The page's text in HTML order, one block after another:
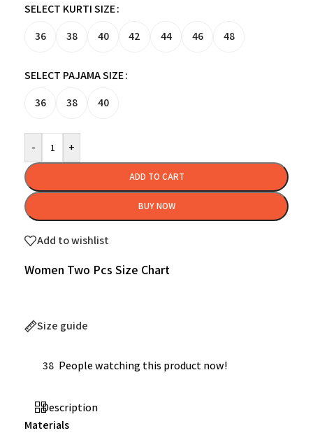
SELECT KURTI SIZE
36
38 40 42 44 46 48
SELECT PAJAMA SIZE
36
38 40
- +
ADD TO CART
BUY NOW
Add to wishlist
Women Two Pcs Size Chart
Size guide
38 People watching this product now!
Description
Materials